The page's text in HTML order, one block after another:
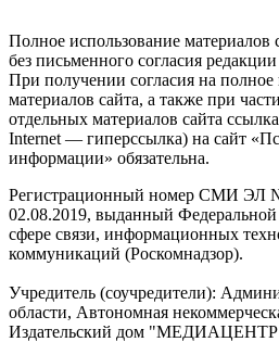
Полное использование материалов
без письменного согласия
При получении согласия на полное
материалов сайта, а также при
отдельных материалов сайта
Internet — гиперссылка) на сайт
информации» обязательна.
Регистрационный номер СМИ ЭЛ
02.08.2019, выданный
сфере связи, информационных
коммуникаций (Роскомнадзор).
Учредитель (соучредители):
области, Автономная
Издательский дом "МЕДИАЦЕНТР